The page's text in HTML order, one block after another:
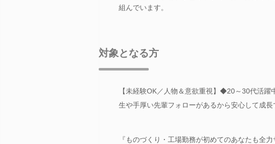
組んでいます。
対象となる方
【未経験OK／人物＆意欲重視】◆20～30代活
生や手厚い先輩フォローがあるから安心して成長
『ものづくり・工場勤務が初めてのあなたも全力